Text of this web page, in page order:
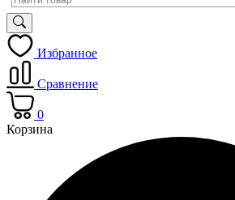
Избранное
Сравнение
0
Корзина